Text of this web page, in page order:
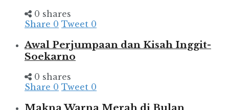
0 shares
Share 0 Tweet 0
Awal Perjumpaan dan Kisah Inggit-
Soekarno
0 shares
Share 0 Tweet 0